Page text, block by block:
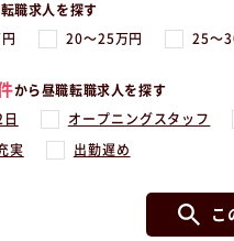
職求人を探す
20〜25万円 25〜
から昼職転職求人を探す
オープニングスタッフ
実 出勤遅め
こ